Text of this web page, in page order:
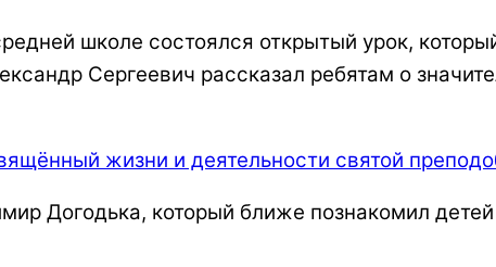
школе состоялся открытый урок,
Сергеевич рассказал ребятам о
Догодька, который ближе познакомил